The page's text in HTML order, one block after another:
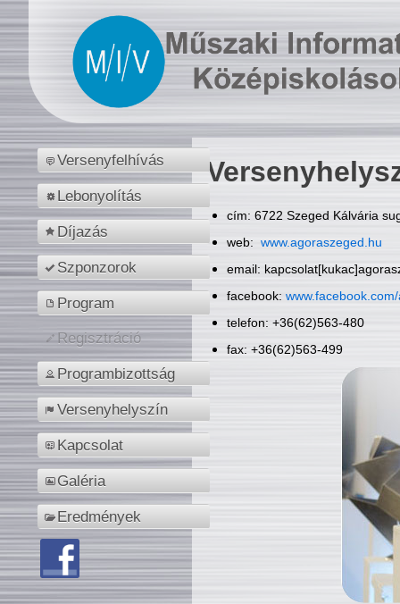
Versenyfelhívás
Lebonyolítás
Díjazás
Szponzorok
Program
Regisztráció
Programbizottság
Versenyhelyszín
Kapcsolat
Galéria
Eredmények
cím: 6722 Szeged Kálvária
web: www.agoraszeged.hu
email:
facebook:
telefon: +36(62)563-480
fax: +36(62)563-499